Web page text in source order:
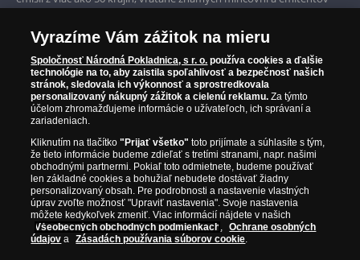
Parížska mincovňa, Nórska mincovňa, Fínska mincovňa alebo
Austrálska mincovňa Perth. Spoločnosť svojim zákazníkom a
zberateľom garantuje, že všetky produkty sú v originálnej a v
prvotriednej kvalite, čo je doložené aj priloženým Certifikátom
autentickosti.
Vyrazíme Vám zážitok na mieru
Spoločnosť Národná Pokladnica, s r. o. používa cookies a ďalšie
technológie na to, aby zaistila spoľahlivosť a bezpečnosť našich
stránok, sledovala ich výkonnosť a sprostredkovala
personalizovaný nákupný zážitok a cielenú reklamu. Za týmto
účelom zhromažďujeme informácie o užívateľoch, ich správaní a
zariadeniach.
Kliknutím na tlačítko"Prijať všetko" toto prijímate a súhlasíte s tým,
že tieto informácie budeme zdieľať s tretími stranami, napr. našimi
obchodnými partnermi. Pokiaľ toto odmietnete, budeme používať
len základné cookies a bohužiaľ nebudete dostávať žiadny
personalizovaný obsah. Pre podrobnosti a nastavenie vlastných
úprav zvoľte možnosť "Upraviť nastavenia". Svoje nastavenia
môžete kedykoľvek zmeniť. Viac informácií nájdete v našich
Všeobecných obchodných podmienkach ,
Ochrane osobných
údajov a Zásadách používania súborov cookie.